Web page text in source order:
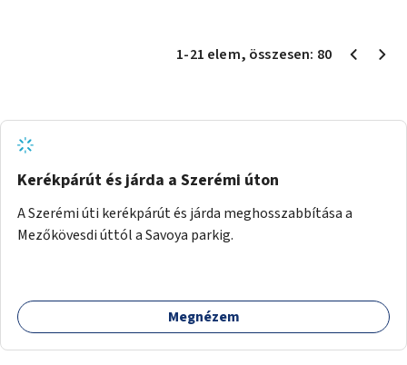
1-21 elem, összesen: 80
Kerékpárút és járda a Szerémi úton
A Szerémi úti kerékpárút és járda meghosszabbítása a
Mezőkövesdi úttól a Savoya parkig.
Megnézem